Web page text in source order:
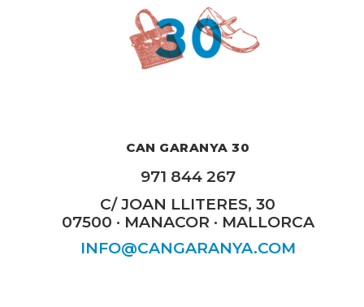
CAN GARANYA 30
971 844 267
C/ JOAN LLITERES, 30
07500 · MANACOR · MALLORCA
INFO@CANGARANYA.COM